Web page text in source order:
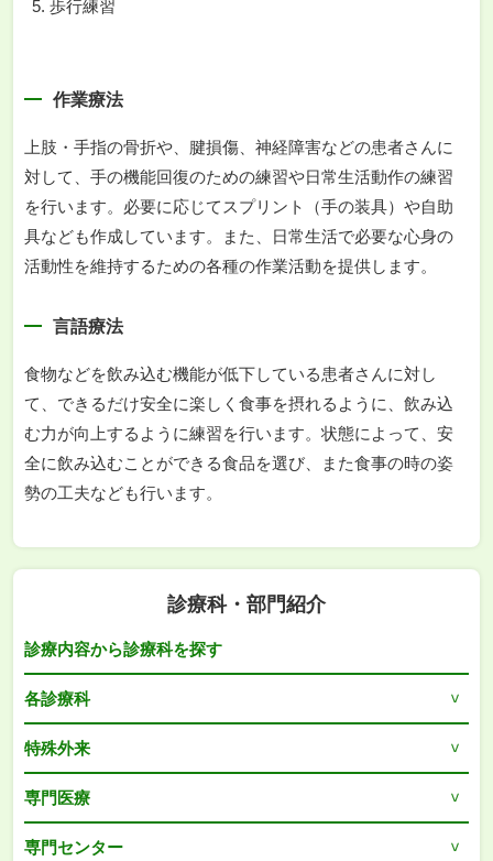
歩行練習
作業療法
上肢・手指の骨折や、腱損傷、神経障害などの患者さんに
対して、手の機能回復のための練習や日常生活動作の練習
を行います。必要に応じてスプリント（手の装具）や自助
具なども作成しています。また、日常生活で必要な心身の
活動性を維持するための各種の作業活動を提供します。
言語療法
食物などを飲み込む機能が低下している患者さんに対し
て、できるだけ安全に楽しく食事を摂れるように、飲み込
む力が向上するように練習を行います。状態によって、安
全に飲み込むことができる食品を選び、また食事の時の姿
勢の工夫なども行います。
診療科・部門紹介
診療内容から診療科を探す
各診療科
特殊外来
専門医療
専門センター